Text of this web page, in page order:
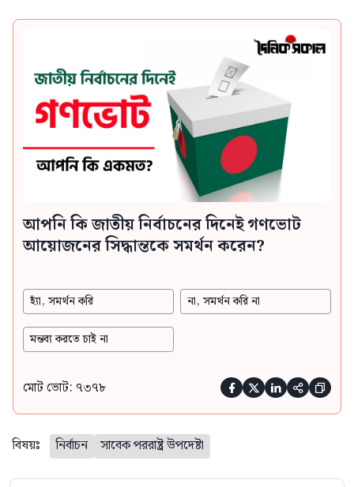
আপনি কি জাতীয় নির্বাচনের দিনেই গণভোট
আয়োজনের সিদ্ধান্তকে সমর্থন করেন?
হ্যাঁ, সমর্থন করি না, সমর্থন করি না
মন্তব্য করতে চাই না
মোট ভোট: ৭৩৭৮     
বিষয়ঃ নির্বাচন সাবেক পররাষ্ট্র উপদেষ্টা